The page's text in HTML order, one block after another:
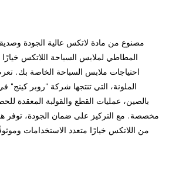
مصنوع من مادة لاتكس عالية الجودة
المطاطي لملابس السباحة اللاتكس خيارًا
احتياجات ملابس السباحة الخاصة بك.
الملونة، التي تنتجها شركة "روبر كينج"
بالصين، عمليات القطع والقولبة المعقدة
مخصصة. مع التركيز على ضمان الجودة، توفر
من اللاتكس خيارًا متعدد الاستخدامات